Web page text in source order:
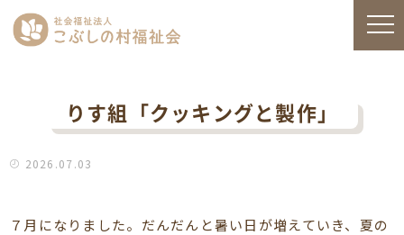
りす組「クッキングと製作」
2026.07.03
７月になりました。だんだんと暑い日が増えていき、夏の